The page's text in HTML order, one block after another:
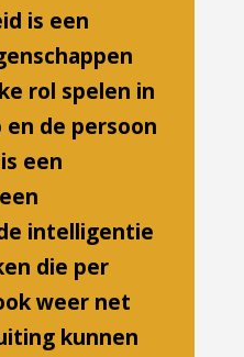
is een
rol spelen in
de persoon
een
intelligentie
die per
weer net
kunnen